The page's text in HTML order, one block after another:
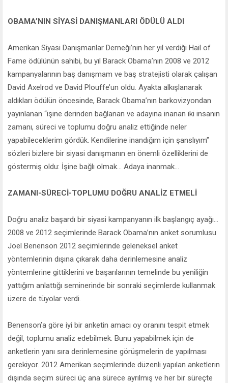
OBAMA’NIN SİYASİ DANIŞMANLARI ÖDÜLÜ ALDI
Amerikan Siyasi Danışmanlar Derneği’nin her yıl verdiği Hail of
Fame ödülünün sahibi, bu yıl Barack Obama’nın 2008 ve 2012
kampanyalarının baş danışmam ve baş stratejisti olarak çalışan
David Axelrod ve David Plouffe’un oldu. Ayakta alkışlanarak
aldıkları ödülün öncesinde, Barack Obama’nın barkovizyondan
yayınlanan “işine derinden bağlanan ve adayına inanan iki insanın
zamanı, süreci ve toplumu doğru analiz ettiğinde neler
yapabileceklerim gördük. Kendilerine inandığım için şanslıyım”
sözleri bizlere bir siyasi danışmanın en önemli özelliklerini de
göstermiş oldu: İşine bağlı olmak... Adaya inanmak...
ZAMANI-SÜRECİ-TOPLUMU DOĞRU ANALİZ ETMELİ
Doğru analiz başardı bir siyasi kampanyanın ilk başlangıç ayağı...
2008 ve 2012 seçimlerinde Barack Obama’nın anket sorumlusu
Joel Benenson 2012 seçimlerinde geleneksel anket
yöntemlerinin dışına çıkarak daha derinlemesine analiz
yöntemlerine gittiklerini ve başarılarının temelinde bu yeniliğin
yattığım anlattığı seminerinde bir sonraki seçimlerde kullanmak
üzere de tüyolar verdi.
Benenson’a göre iyi bir anketin amacı oy oranını tespit etmek
değil, toplumu analiz edebilmek. Bunu yapabilmek için de
anketlerin yanı sıra derinlemesine görüşmelerin de yapılması
gerekiyor. 2012 Amerikan seçimlerinde düzenli yapılan anketlerin
dışında seçim süreci üç ana sürece ayrılmış ve her bir süreçte